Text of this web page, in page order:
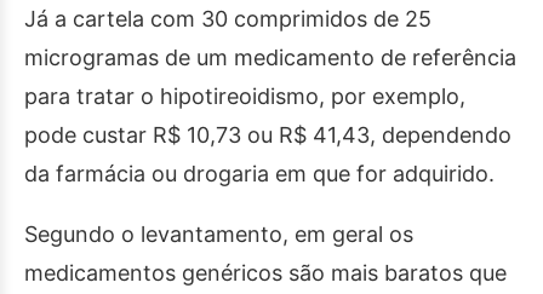
Já a cartela com 30 comprimidos de 25
microgramas de um medicamento de referência
para tratar o hipotireoidismo, por exemplo,
pode custar R$ 10,73 ou R$ 41,43, dependendo
da farmácia ou drogaria em que for adquirido.
Segundo o levantamento, em geral os
medicamentos genéricos são mais baratos que